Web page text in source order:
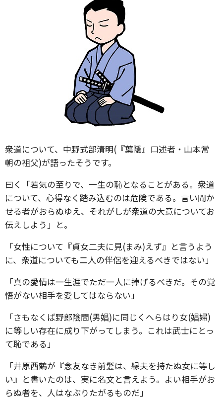
衆道について、中野式部清明(『葉隠』口述者・山本常
朝の祖父)が語ったそうです。
曰く「若気の至りで、一生の恥となることがある。衆道
について、心得なく踏み込むのは危険である。言い聞か
せる者がおらぬゆえ、それがしが衆道の大意についてお
伝えしよう」と。
「女性について『貞女二夫に見(まみ)えず』と言うよう
に、衆道についても二人の伴侶を迎えるべきではない」
「真の愛情は一生涯でただ一人に捧げるべきだ。その覚
悟がない相手を愛してはならない」
「さもなくば野郎陰間(男娼)に同じくへらはり女(娼婦)
に等しい存在に成り下がってしまう。これは武士にとっ
て恥である」
「井原西鶴が『念友なき前髪は、縁夫を持たぬ女に等し
い』と書いたのは、実に名文と言えよう。よい相手がお
らぬ者を、人はなぶりたがるものだ」